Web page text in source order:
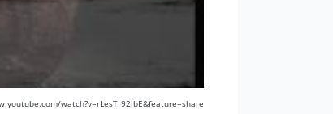
watch?v=rLesT_92jbE&feature=share